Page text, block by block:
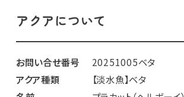
アクアについて
お問い合せ番号
20251005ベタ
アクア種類
【淡水魚】ベタ